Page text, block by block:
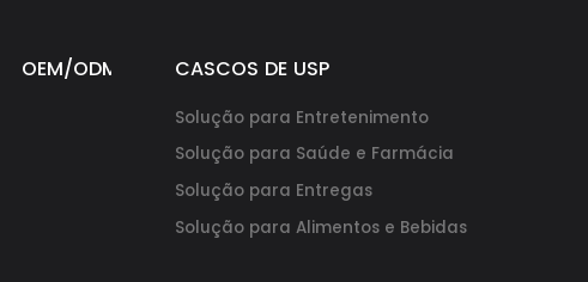
OEM/ODM CASCOS DE USP
Solução para Entretenimento
Solução para Saúde e Farmácia
Solução para Entregas
Solução para Alimentos e Bebidas